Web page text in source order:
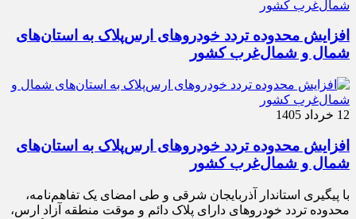
افزایش محدوده تردد خودروهای ارس‌پلاک به استان‌های
شمال و شمال‌غرب کشور
12 خرداد 1405
افزایش محدوده تردد خودروهای ارس‌پلاک به استان‌های
شمال و شمال‌غرب کشور
با پیگیری استاندار آذربایجان شرقی و طی امضای یک تفاهم‌نامه،
محدوده تردد خودروهای دارای پلاک دائم و موقت منطقه آزاد ارس،